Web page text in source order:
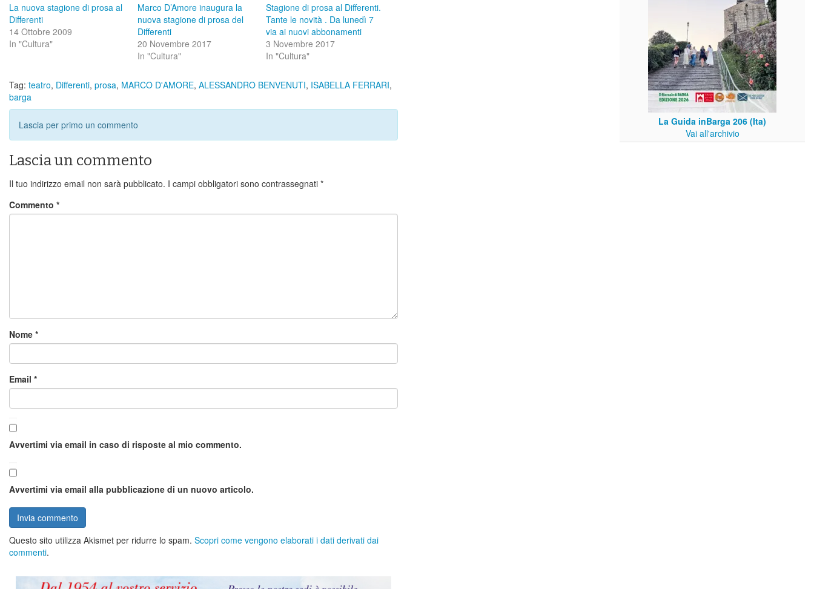
La nuova stagione di prosa al
Differenti
14 Ottobre 2009
In "Cultura"
Marco D’Amore inaugura la
nuova stagione di prosa del
Differenti
20 Novembre 2017
In "Cultura"
Stagione di prosa al Differenti.
Tante le novità . Da lunedì 7
via ai nuovi abbonamenti
3 Novembre 2017
In "Cultura"
Tag: teatro, Differenti, prosa, MARCO D'AMORE, ALESSANDRO BENVENUTI, ISABELLA FERRARI,
barga
Lascia per primo un commento
Lascia un commento
Il tuo indirizzo email non sarà pubblicato. I campi obbligatori sono contrassegnati *
Commento *
Nome *
Email *
Avvertimi via email in caso di risposte al mio commento.
Avvertimi via email alla pubblicazione di un nuovo articolo.
Questo sito utilizza Akismet per ridurre lo spam. Scopri come vengono elaborati i dati derivati dai
commenti.
La Guida inBarga 206 (Ita)
Vai all'archivio